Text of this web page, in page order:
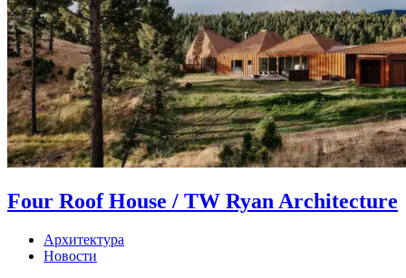
Four Roof House / TW Ryan Architecture
Архитектура
Новости